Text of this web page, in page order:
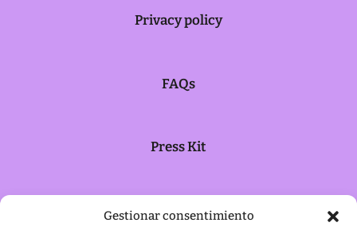
Gestionar consentimiento
Privacy policy
FAQs
Press Kit
Cookie policy